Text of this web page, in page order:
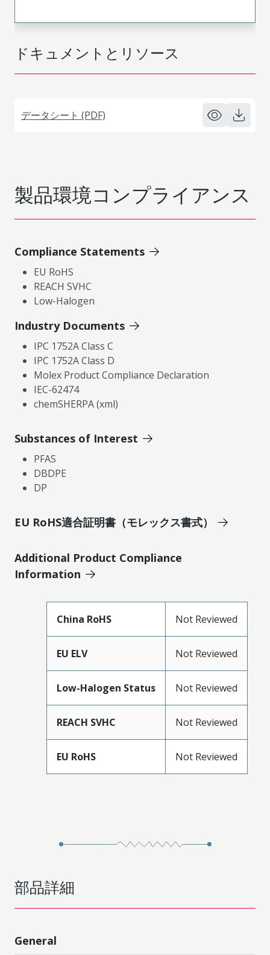
ドキュメントとリソース
データシート (PDF)
製品環境コンプライアンス
Compliance Statements
EU RoHS
REACH SVHC
Low-Halogen
Industry Documents
IPC 1752A Class C
IPC 1752A Class D
Molex Product Compliance Declaration
IEC-62474
chemSHERPA (xml)
Substances of Interest
PFAS
DBDPE
DP
EU RoHS適合証明書（モレックス書式）
Additional Product Compliance
Information
China RoHS Not Reviewed
EU ELV Not Reviewed
Low-Halogen Status Not Reviewed
REACH SVHC Not Reviewed
EU RoHS Not Reviewed
部品詳細
General